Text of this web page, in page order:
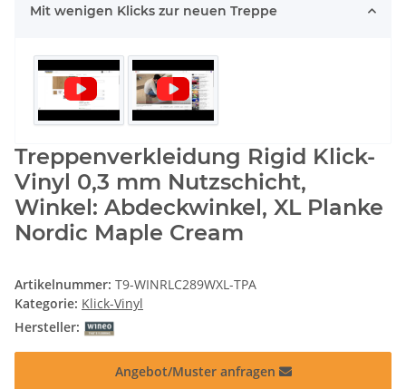
Mit wenigen Klicks zur neuen Treppe
Treppenverkleidung Rigid Klick-
Vinyl 0,3 mm Nutzschicht,
Winkel: Abdeckwinkel, XL Planke
Nordic Maple Cream
Artikelnummer: T9-WINRLC289WXL-TPA
Kategorie: Klick-Vinyl
Hersteller:
Angebot/Muster anfragen